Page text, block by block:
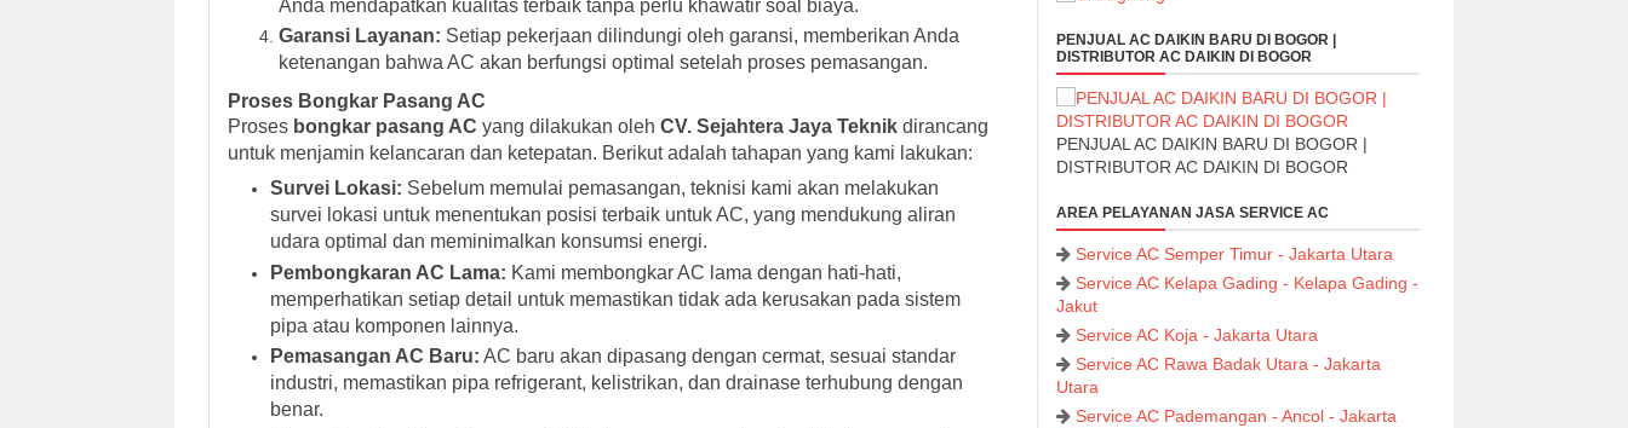
Anda mendapatkan kualitas terbaik tanpa perlu khawatir soal biaya.
Garansi Layanan: Setiap pekerjaan dilindungi oleh garansi, memberikan Anda
ketenangan bahwa AC akan berfungsi optimal setelah proses pemasangan.
Proses Bongkar Pasang AC
Proses bongkar pasang AC yang dilakukan oleh CV. Sejahtera Jaya Teknik dirancang
untuk menjamin kelancaran dan ketepatan. Berikut adalah tahapan yang kami lakukan:
Survei Lokasi: Sebelum memulai pemasangan, teknisi kami akan melakukan
survei lokasi untuk menentukan posisi terbaik untuk AC, yang mendukung aliran
udara optimal dan meminimalkan konsumsi energi.
Pembongkaran AC Lama: Kami membongkar AC lama dengan hati-hati,
memperhatikan setiap detail untuk memastikan tidak ada kerusakan pada sistem
pipa atau komponen lainnya.
Pemasangan AC Baru: AC baru akan dipasang dengan cermat, sesuai standar
industri, memastikan pipa refrigerant, kelistrikan, dan drainase terhubung dengan
benar.
PENJUAL AC DAIKIN BARU DI BOGOR |
DISTRIBUTOR AC DAIKIN DI BOGOR
PENJUAL AC DAIKIN BARU DI BOGOR |
DISTRIBUTOR AC DAIKIN DI BOGOR
AREA PELAYANAN JASA SERVICE AC
Service AC Semper Timur - Jakarta Utara
Service AC Kelapa Gading - Kelapa Gading -
Jakut
Service AC Koja - Jakarta Utara
Service AC Rawa Badak Utara - Jakarta
Utara
Service AC Pademangan - Ancol - Jakarta